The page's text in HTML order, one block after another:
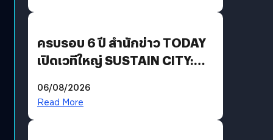
ครบรอบ 6 ปี สำนักข่าว TODAY
เปิดเวทีใหญ่ SUSTAIN CITY:
แนวทางปรับตัวสู่เศรษฐกิจสี
06/08/2026
Read More